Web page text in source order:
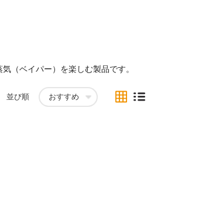
（ベイパー）を楽しむ製品です。
表 リ
並び順